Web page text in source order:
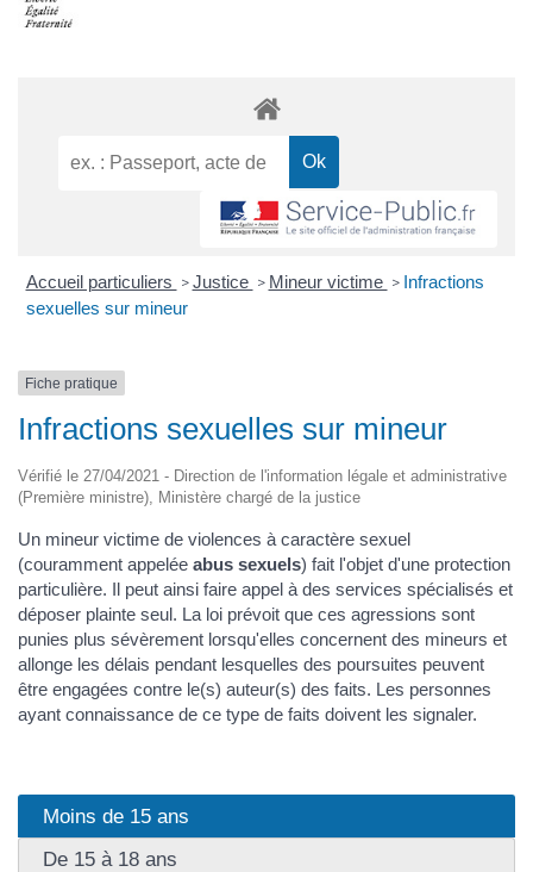
Accueil particuliers > Justice > Mineur victime > Infractions
sexuelles sur mineur
Fiche pratique
Infractions sexuelles sur mineur
Vérifié le 27/04/2021 - Direction de l'information légale et administrative
(Première ministre), Ministère chargé de la justice
Un mineur victime de violences à caractère sexuel
(couramment appelée abus sexuels) fait l'objet d'une protection
particulière. Il peut ainsi faire appel à des services spécialisés et
déposer plainte seul. La loi prévoit que ces agressions sont
punies plus sévèrement lorsqu'elles concernent des mineurs et
allonge les délais pendant lesquelles des poursuites peuvent
être engagées contre le(s) auteur(s) des faits. Les personnes
ayant connaissance de ce type de faits doivent les signaler.
Moins de 15 ans
De 15 à 18 ans